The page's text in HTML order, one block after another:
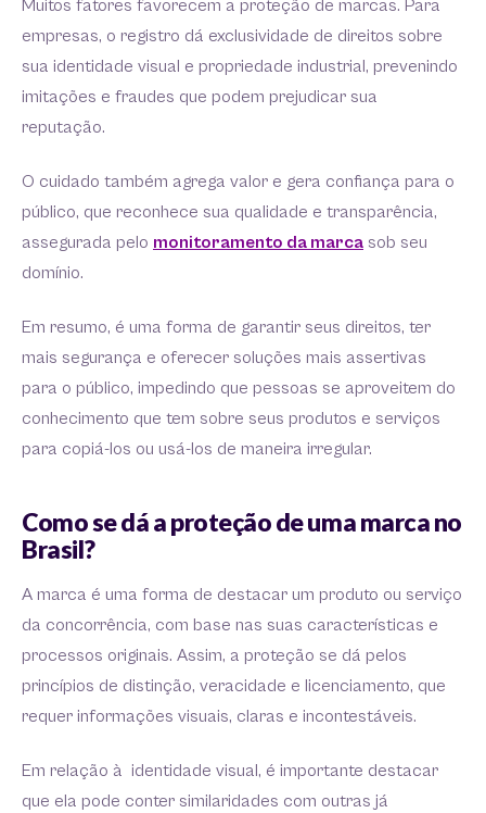
Muitos fatores favorecem a proteção de marcas. Para
empresas, o registro dá exclusividade de direitos sobre
sua identidade visual e propriedade industrial, prevenindo
imitações e fraudes que podem prejudicar sua
reputação.
O cuidado também agrega valor e gera confiança para o
público, que reconhece sua qualidade e transparência,
assegurada pelo monitoramento da marca sob seu
domínio.
Em resumo, é uma forma de garantir seus direitos, ter
mais segurança e oferecer soluções mais assertivas
para o público, impedindo que pessoas se aproveitem do
conhecimento que tem sobre seus produtos e serviços
para copiá-los ou usá-los de maneira irregular.
Como se dá a proteção de uma marca no
Brasil?
A marca é uma forma de destacar um produto ou serviço
da concorrência, com base nas suas características e
processos originais. Assim, a proteção se dá pelos
princípios de distinção, veracidade e licenciamento, que
requer informações visuais, claras e incontestáveis.
Em relação à identidade visual, é importante destacar
que ela pode conter similaridades com outras já